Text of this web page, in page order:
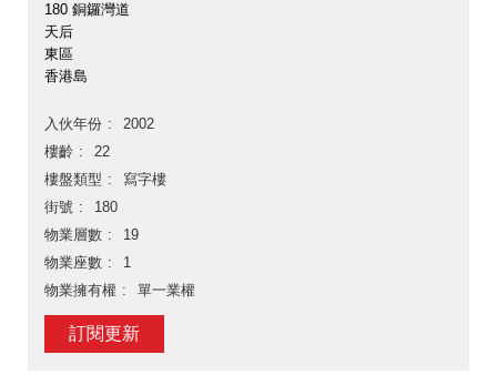
180 銅鑼灣道
天后
東區
香港島
入伙年份
2002
樓齡
22
樓盤類型
寫字樓
街號
180
物業層數
19
物業座數
1
物業擁有權
單一業權
訂閱更新